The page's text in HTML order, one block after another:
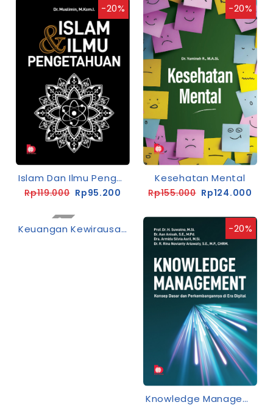
-20%
Islam Dan Ilmu Pengetahuan
Rp119.000 Rp95.200
-20%
Kesehatan Mental
Rp155.000 Rp124.000
Coming Soon -20%
Knowledge Management: Konsep Dasar Dan Perkembangannya Di Era Digital